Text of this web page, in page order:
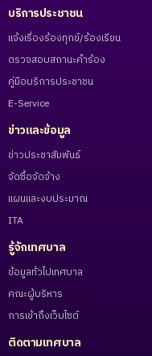
บริการประชาชน
แจ้งเรื่องร้องทุกข์/ร้องเรียน
ตรวจสอบสถานะคำร้อง
คู่มือบริการประชาชน
E-Service
ข่าวและข้อมูล
ข่าวประชาสัมพันธ์
จัดซื้อจัดจ้าง
แผนและงบประมาณ
ITA
รู้จักเทศบาล
ข้อมูลทั่วไปเทศบาล
คณะผู้บริหาร
การเข้าถึงเว็บไซต์
ติดตามเทศบาล